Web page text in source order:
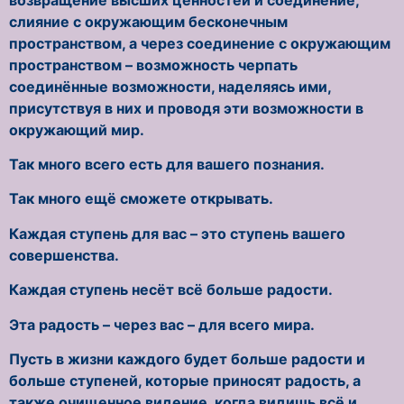
слияние с окружающим бесконечным
пространством, а через соединение с окружающим
пространством – возможность черпать
соединённые возможности, наделяясь ими,
присутствуя в них и проводя эти возможности в
окружающий мир.
Так много всего есть для вашего познания.
Так много ещё сможете открывать.
Каждая ступень для вас – это ступень вашего
совершенства.
Каждая ступень несёт всё больше радости.
Эта радость – через вас – для всего мира.
Пусть в жизни каждого будет больше радости и
больше ступеней, которые приносят радость, а